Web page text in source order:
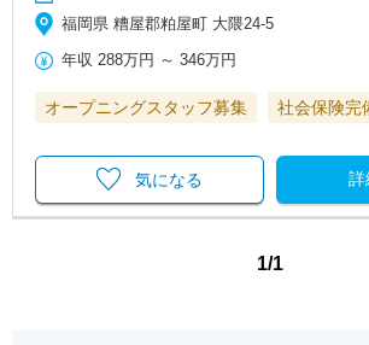
福岡県 糟屋郡粕屋町 大隈24-5
年収 288万円 ～346万円
オープニングスタッフ募集 社会保険完
詳
気になる
1/1